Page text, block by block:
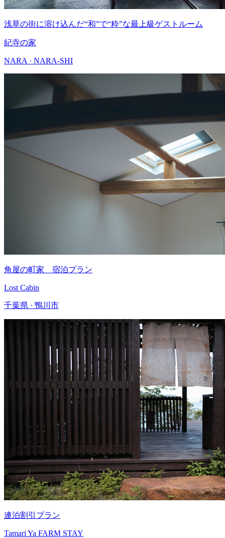
浅草の街に溶け込んだ“和”で“粋”な最上級ゲストルーム
紀寺の家
NARA · NARA-SHI
角屋の町家 宿泊プラン
Lost Cabin
千葉県 · 鴨川市
連泊割引プラン
Tamari Ya FARM STAY